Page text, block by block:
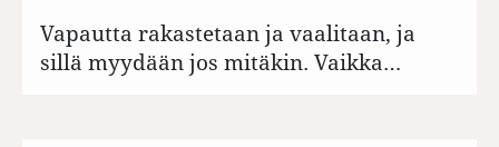
Vapautta rakastetaan ja vaalitaan, ja
sillä myydään jos mitäkin. Vaikka…